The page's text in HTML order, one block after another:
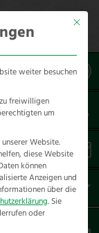
Mit
weiter besuchen
freiwilligen
um
Website.
diese Website
können
Anzeigen und
über die
. Sie
oder